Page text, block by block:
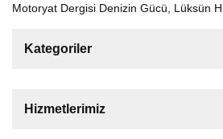
Motoryat Dergisi Denizin Gücü, Lüksün
Kategoriler
Tekne
Hizmetlerimiz